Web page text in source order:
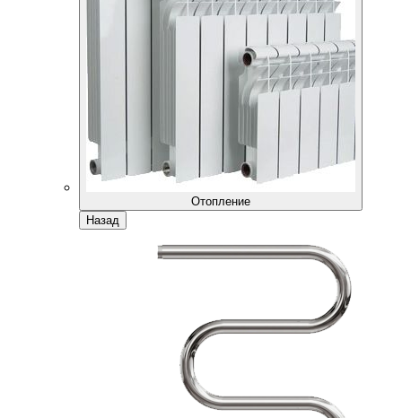
Отопление
Назад